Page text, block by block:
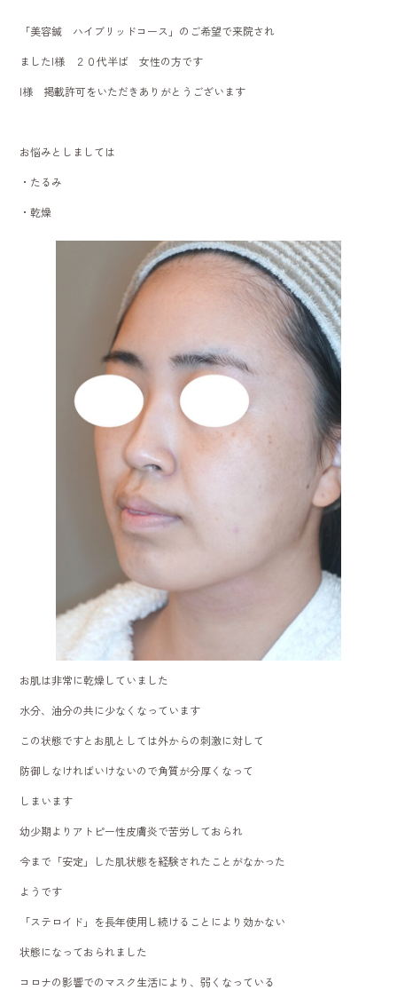
b
o
ok
「美容鍼 ハイブリッドコース」のご希望で来院され
ましたI様 ２０代半ば 女性の方です
I様 掲載許可をいただきありがとうございます
お悩みとしましては
・たるみ
・乾燥
お肌は非常に乾燥していました
水分、油分の共に少なくなっています
この状態ですとお肌としては外からの刺激に対して
防御しなければいけないので角質が分厚くなって
しまいます
幼少期よりアトピー性皮膚炎で苦労しておられ
今まで「安定」した肌状態を経験されたことがなかった
ようです
「ステロイド」を長年使用し続けることにより効かない
状態になっておられました
コロナの影響でのマスク生活により、弱くなっている